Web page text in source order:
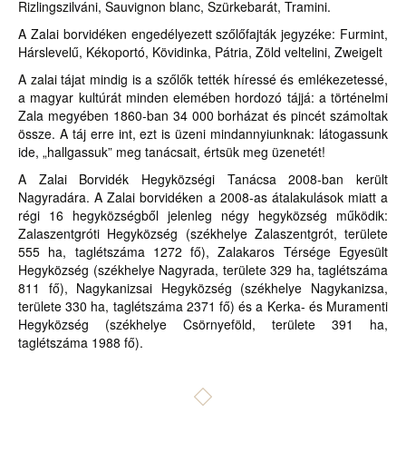
Rizlingszilváni, Sauvignon blanc, Szürkebarát, Tramini.
A Zalai borvidéken engedélyezett szőlőfajták jegyzéke: Furmint,
Hárslevelű, Kékoportó, Kövidinka, Pátria, Zöld veltelini, Zweigelt
A zalai tájat mindig is a szőlők tették híressé és emlékezetessé,
a magyar kultúrát minden elemében hordozó tájjá: a történelmi
Zala megyében 1860-ban 34 000 borházat és pincét számoltak
össze. A táj erre int, ezt is üzeni mindannyiunknak: látogassunk
ide, „hallgassuk” meg tanácsait, értsük meg üzenetét!
A Zalai Borvidék Hegyközségi Tanácsa 2008-ban került
Nagyradára. A Zalai borvidéken a 2008-as átalakulások miatt a
régi 16 hegyközségből jelenleg négy hegyközség működik:
Zalaszentgróti Hegyközség (székhelye Zalaszentgrót, területe
555 ha, taglétszáma 1272 fő), Zalakaros Térsége Egyesült
Hegyközség (székhelye Nagyrada, területe 329 ha, taglétszáma
811 fő), Nagykanizsai Hegyközség (székhelye Nagykanizsa,
területe 330 ha, taglétszáma 2371 fő) és a Kerka- és Muramenti
Hegyközség (székhelye Csörnyeföld, területe 391 ha,
taglétszáma 1988 fő).